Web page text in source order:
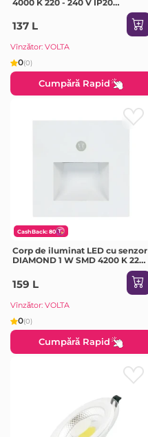
4000 K 220 - 240 V IP20
137 L
Vînzător: VOLTA
0(0)
Cumpără Rapid
CashBack: 80
Corp de iluminat LED cu senzor
DIAMOND 1 W SMD 4200 K 220
159 L
Vînzător: VOLTA
0(0)
Cumpără Rapid